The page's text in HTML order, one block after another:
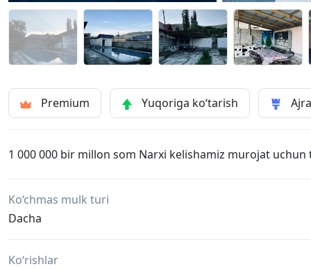
Premium Yuqoriga ko‘tarish
1 000 000 bir millon som Narxi kelishamiz murojat uchun
Ko‘chmas mulk turi
Dacha
Ko‘rishlar